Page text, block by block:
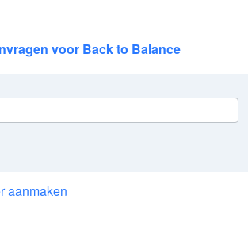
voor Back to Balance
aanmaken